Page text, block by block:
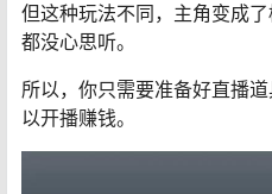
但这种玩法不同，主角变成
都没心思听。
所以，你只需要准备好直播
以开播赚钱。